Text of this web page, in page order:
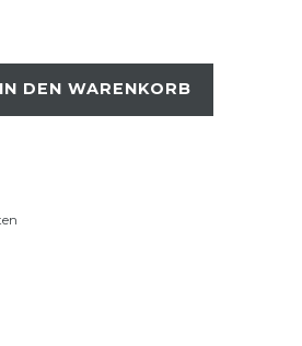
IN DEN WARENKORB